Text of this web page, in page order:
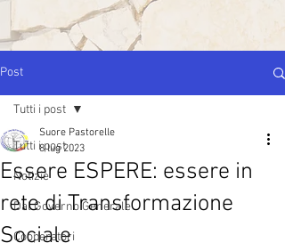
Post
Tutti i post
Notizie
Dal Governo Generale
Cooperatori
Tutti i post
Essere ESPERE: essere in
rete di Transformazione
Sociale
Suore Pastorelle
8 lug 2023